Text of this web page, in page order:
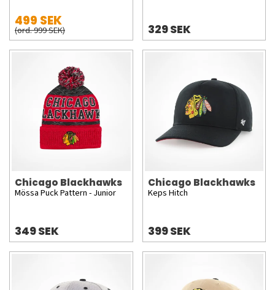
499 SEK
(ord. 999 SEK) 329 SEK
Chicago Blackhawks
Mössa Puck Pattern - Junior
349 SEK
Chicago Blackhawks
Keps Hitch
399 SEK